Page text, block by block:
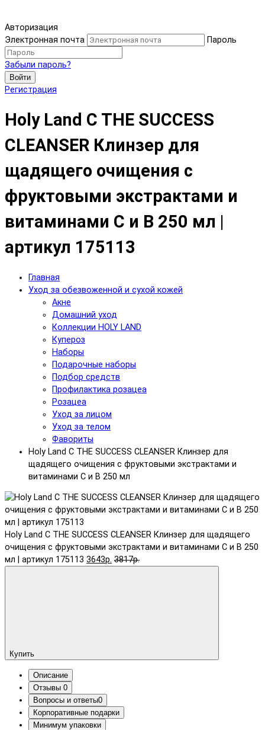
Авторизация
Электронная почта
Пароль
Забыли пароль?
Войти
Регистрация
Holy Land C THE SUCCESS
CLEANSER Клинзер для
щадящего очищения с
фруктовыми экстрактами и
витаминами С и B 250 мл |
артикул 175113
Главная
Уход за обезвоженной и сухой кожей
Акне
Домашний уход
Коллекции HOLY LAND
Купероз
Наборы
Подарочные наборы
Подбор средств
Профилактика розацеа
Розацеа
Уход за лицом
Уход за телом
Фавориты
Holy Land C THE SUCCESS CLEANSER Клинзер для
щадящего очищения с фруктовыми экстрактами и
витаминами С и B 250 мл
Holy Land C THE SUCCESS CLEANSER Клинзер для щадящего
очищения с фруктовыми экстрактами и витаминами С и B 250
мл | артикул 175113 3643р. 3817р.
Купить
Описание
Отзывы 0
Вопросы и ответы0
Корпоративные подарки
Минимум упаковки